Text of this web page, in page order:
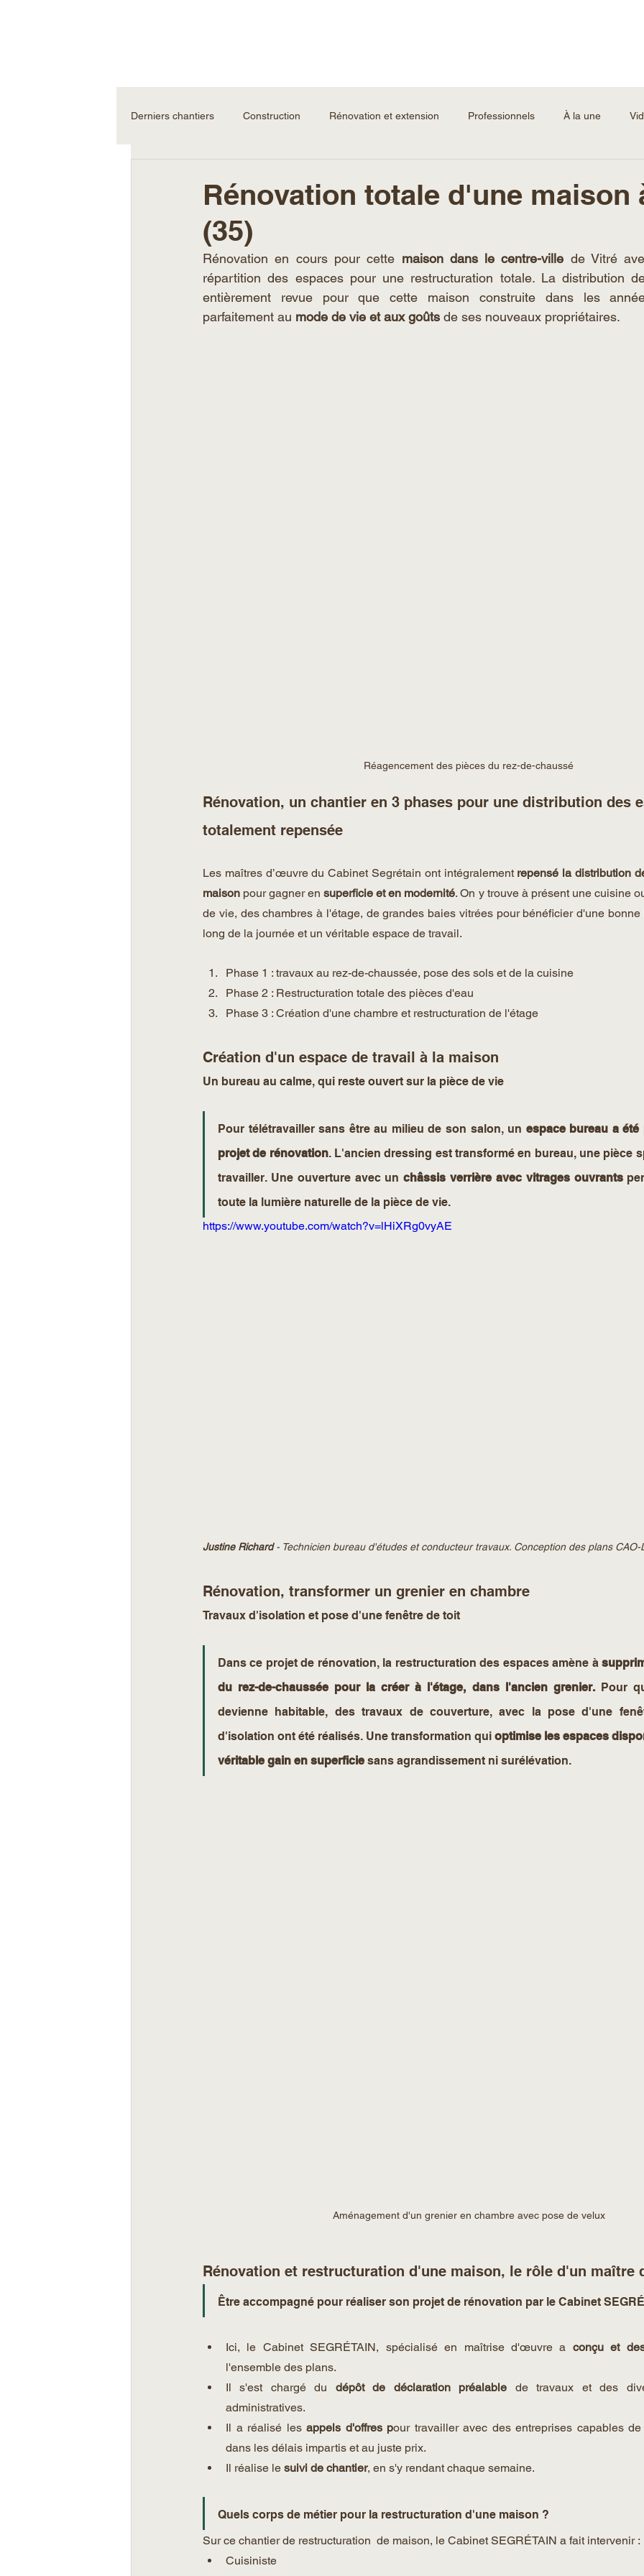
Derniers chantiers Construction Rénovation et extension Professionnels À la une
Rénovation totale d'une maison
(35)
Rénovation en cours pour cette maison dans le centre-ville de Vitré
répartition des espaces pour une restructuration totale. La distribution
entièrement revue pour que cette maison construite dans les
parfaitement au mode de vie et aux goûts de ses nouveaux propriétaires.
Réagencement des pièces du rez-de-chaussé
Rénovation, un chantier en 3 phases pour une distribution des
totalement repensée
Les maîtres d’œuvre du Cabinet Segrétain ont intégralement repensé la distribution
maison pour gagner en superficie et en modernité. On y trouve à présent une cuisine
de vie, des chambres à l'étage, de grandes baies vitrées pour bénéficier d'une bonne
long de la journée et un véritable espace de travail.
Phase 1 : travaux au rez-de-chaussée, pose des sols et de la cuisine
Phase 2 : Restructuration totale des pièces d'eau
Phase 3 : Création d'une chambre et restructuration de l'étage
Création d'un espace de travail à la maison
Un bureau au calme, qui reste ouvert sur la pièce de vie
Pour télétravailler sans être au milieu de son salon, un espace bureau a
projet de rénovation. L'ancien dressing est transformé en bureau, une pièce
travailler. Une ouverture avec un châssis verrière avec vitrages ouvrants
toute la lumière naturelle de la pièce de vie.
https://www.youtube.com/watch?v=lHiXRg0vyAE
Justine Richard - Technicien bureau d'études et conducteur travaux. Conception des plans CAO-
Rénovation, transformer un grenier en chambre
Travaux d'isolation et pose d'une fenêtre de toit
Dans ce projet de rénovation, la restructuration des espaces amène à
du rez-de-chaussée pour la créer à l'étage, dans l'ancien grenier. Pour
devienne habitable, des travaux de couverture, avec la pose d'une
d'isolation ont été réalisés. Une transformation qui optimise les espaces
véritable gain en superficie sans agrandissement ni surélévation.
Aménagement d'un grenier en chambre avec pose de velux
Rénovation et restructuration d'une maison, le rôle d'un maître
Être accompagné pour réaliser son projet de rénovation par le Cabinet
Ici, le Cabinet SEGRÉTAIN, spécialisé en maîtrise d'œuvre a conçu et
l'ensemble des plans.
Il s'est chargé du dépôt de déclaration préalable de travaux et des
administratives.
Il a réalisé les appels d'offres pour travailler avec des entreprises capables
dans les délais impartis et au juste prix.
Il réalise le suivi de chantier, en s'y rendant chaque semaine.
Quels corps de métier pour la restructuration d'une maison ?
Sur ce chantier de restructuration  de maison, le Cabinet SEGRÉTAIN a fait intervenir :
Cuisiniste